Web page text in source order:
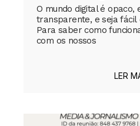
O mundo digital é opaco,
transparente, e seja fácil
Para saber como
com os nossos
LER